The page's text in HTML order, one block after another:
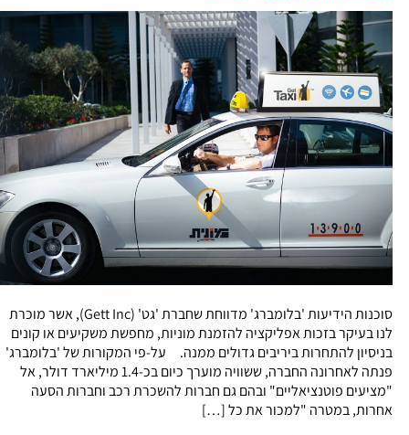
סוכנות הידיעות 'בלומברג' מדווחת שחברת 'גט' (Gett Inc), אשר מוכרת
לנו בעיקר בזכות אפליקציה להזמנת מוניות, מחפשת משקיעים או קונים
בניסיון להתחרות ביריבים גדולים ממנה. על-פי המקורות של 'בלומברג'
פנתה לאחרונה החברה, ששוויה מוערך כיום בכ-1.4 מיליארד דולר, אל
"מציעים פוטנציאליים" ובהם גם חברות להשכרת רכב וחברות הסעה
אחרות, במטרה "למכור את כל […]